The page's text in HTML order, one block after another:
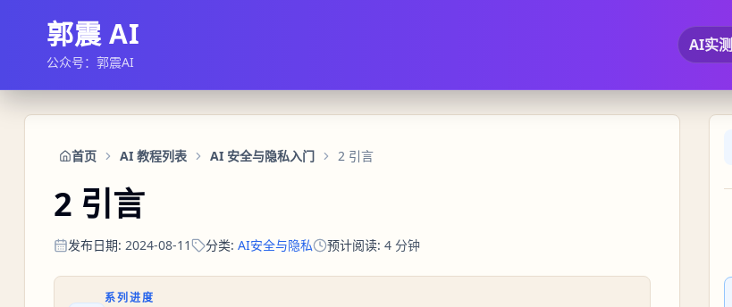
郭震 AI
公众号：郭震AI
AI实测
首页 AI 教程列表 AI 安全与隐私入门 2 引言
2 引言
发布日期: 2024-08-11 分类: AI安全与隐私 预计阅读: 4 分钟
系列进度